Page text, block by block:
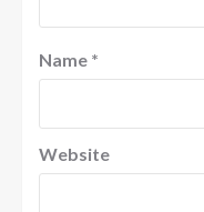
Name *
Website